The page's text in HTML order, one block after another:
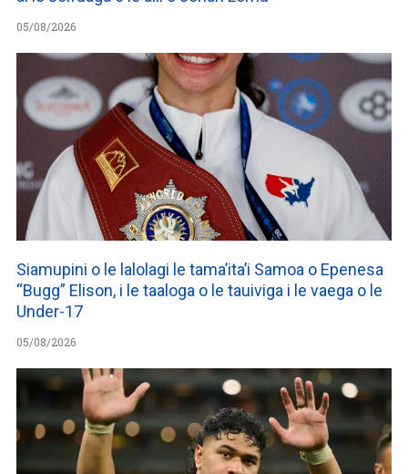
05/08/2026
Siamupini o le lalolagi le tama’ita’i Samoa o Epenesa
“Bugg” Elison, i le taaloga o le tauiviga i le vaega o le
Under-17
05/08/2026